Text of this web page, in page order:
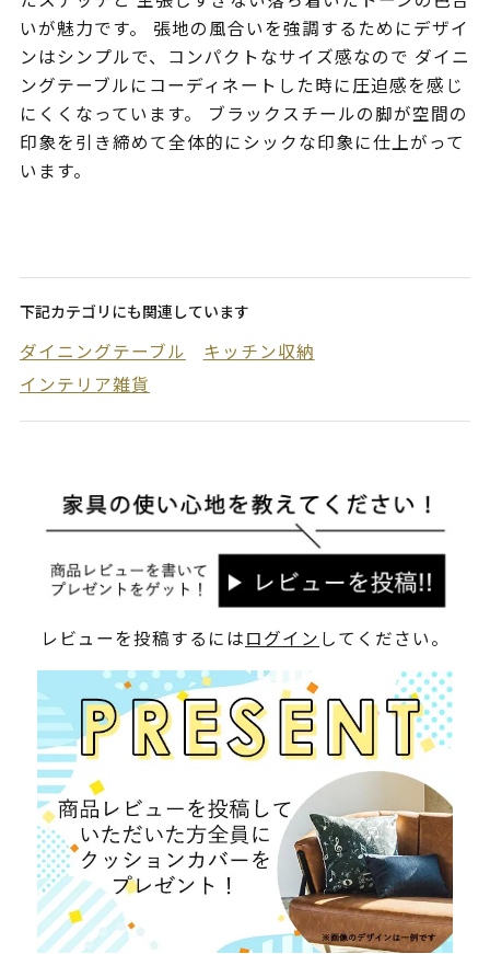
いが魅力です。 張地の風合いを強調するためにデザイ
ンはシンプルで、コンパクトなサイズ感なので ダイニ
ングテーブルにコーディネートした時に圧迫感を感じ
にくくなっています。 ブラックスチールの脚が空間の
印象を引き締めて全体的にシックな印象に仕上がって
います。
下記カテゴリにも関連しています
ダイニングテーブル
キッチン収納
インテリア雑貨
レビューを投稿するにはログイン してください。